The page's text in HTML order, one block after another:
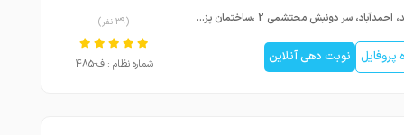
مشهد، احمدآباد، سر دونبش محتشمی 2 ،ساختمان پزشکان 60
نوبت دهی آنلاین
(39 نفر)
شماره نظام : ف-485